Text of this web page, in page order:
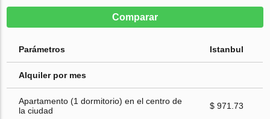
Comparar
Parámetros Istanbul
Alquiler por mes
Apartamento (1 dormitorio) en el centro de
la ciudad
$ 971.73